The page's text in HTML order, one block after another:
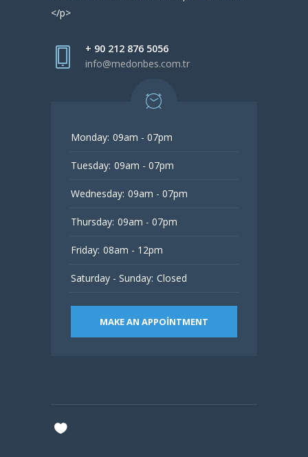
</p>
+ 90 212 876 5056
info@medonbes.com.tr
Monday: 09am - 07pm
Tuesday: 09am - 07pm
Wednesday: 09am - 07pm
Thursday: 09am - 07pm
Friday: 08am - 12pm
Saturday - Sunday: Closed
MAKE AN APPOINTMENT